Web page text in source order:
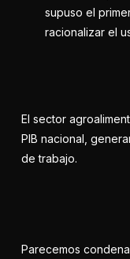
supuso el
racionalizar el
El sector
PIB nacional,
de trabajo.
Parecemos